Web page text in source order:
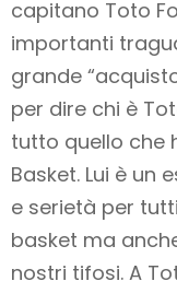
capitano Toto
importanti
grande
per dire chi è
tutto quello che
Basket. Lui è un
e serietà per
basket ma
nostri tifosi. A